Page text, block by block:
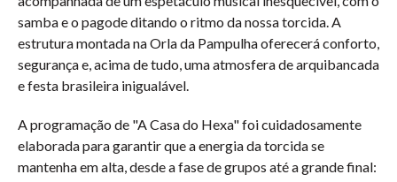
samba e o pagode ditando o ritmo da nossa torcida. A
estrutura montada na Orla da Pampulha oferecerá conforto,
segurança e, acima de tudo, uma atmosfera de arquibancada
e festa brasileira inigualável.
A programação de "A Casa do Hexa" foi cuidadosamente
elaborada para garantir que a energia da torcida se
mantenha em alta, desde a fase de grupos até a grande final: